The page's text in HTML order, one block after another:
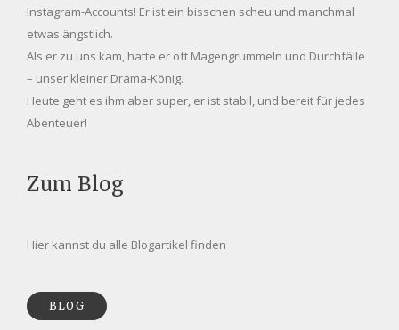
Instagram-Accounts! Er ist ein bisschen scheu und manchmal
etwas ängstlich.
Als er zu uns kam, hatte er oft Magengrummeln und Durchfälle
– unser kleiner Drama-König.
Heute geht es ihm aber super, er ist stabil, und bereit für jedes
Abenteuer!
Zum Blog
Hier kannst du alle Blogartikel finden
BLOG